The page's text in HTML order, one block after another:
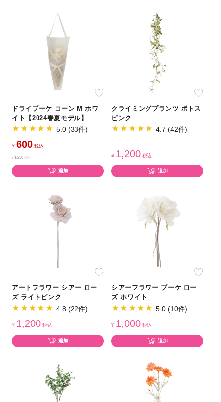
ドライブーケ コーン M ホワ
イト【2024春夏モデル】
5.0 (33件)
¥ 600 税込
¥1,250税込
追加
クライミングプランツ ポトス
ピンク
4.7 (42件)
¥ 1,200 税込
追加
アートフラワー シアー ロー
ズ ライトピンク
4.8 (22件)
¥ 1,200 税込
追加
シアーフラワー ブーケ ロー
ズ ホワイト
5.0 (10件)
¥ 1,000 税込
追加